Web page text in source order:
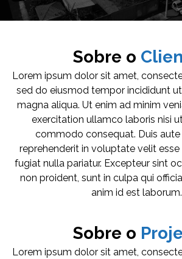
Sobre o
Lorem ipsum dolor sit amet,
sed do eiusmod tempor incididunt
magna aliqua. Ut enim ad minim
exercitation ullamco laboris nisi
commodo consequat. Duis aute
reprehenderit in voluptate velit
fugiat nulla pariatur. Excepteur sint
non proident, sunt in culpa qui
anim id est laborum.
Sobre o
Lorem ipsum dolor sit amet,